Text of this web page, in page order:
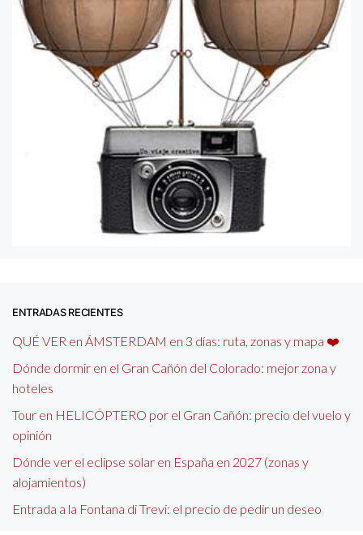
ENTRADAS RECIENTES
QUÉ VER en ÁMSTERDAM en 3 días: ruta, zonas y mapa ❤️
Dónde dormir en el Gran Cañón del Colorado: mejor zona y
hoteles
Tour en HELICÓPTERO por el Gran Cañón: precio del vuelo y
opinión
Dónde ver el eclipse solar en España en 2027 (zonas y
alojamientos)
Entrada a la Fontana di Trevi: el precio de pedir un deseo